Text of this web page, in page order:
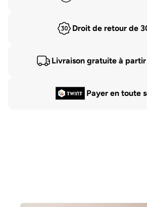
Droit de retour de
Livraison gratuite à partir
Payer en toute